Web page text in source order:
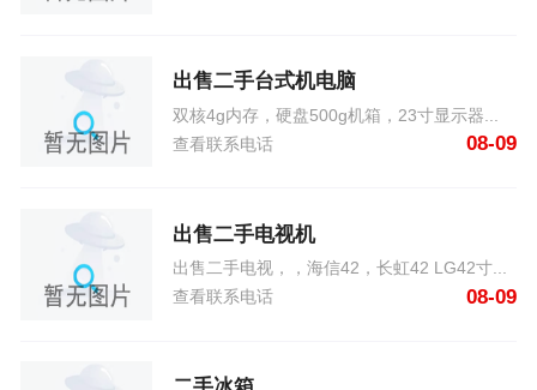
出售二手台式机电脑
双核4g内存，硬盘500g机箱，23寸显示器...
查看联系电话
08-09
出售二手电视机
出售二手电视，，海信42，长虹42 LG42寸...
查看联系电话
08-09